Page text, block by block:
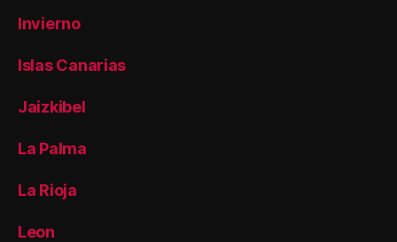
Invierno
Islas Canarias
Jaizkibel
La Palma
La Rioja
Leon